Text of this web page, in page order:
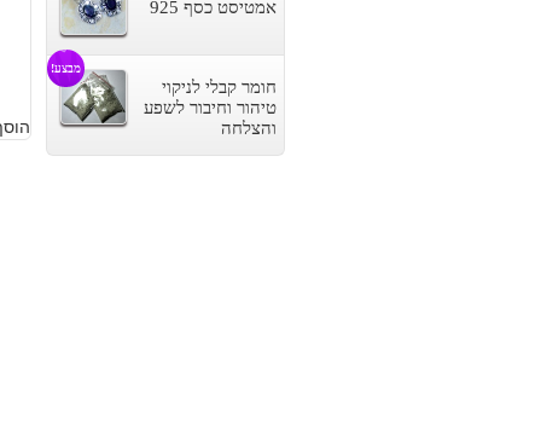
אמטיסט כסף 925
חומר קבלי לניקוי
טיהור וחיבור לשפע
והצלחה
מבצע!